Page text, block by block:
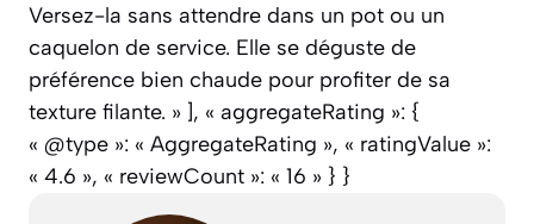
Versez-la sans attendre dans un pot ou un
caquelon de service. Elle se déguste de
préférence bien chaude pour profiter de sa
texture filante. » ], « aggregateRating »: {
« @type »: « AggregateRating », « ratingValue »:
« 4.6 », « reviewCount »: « 16 » } }